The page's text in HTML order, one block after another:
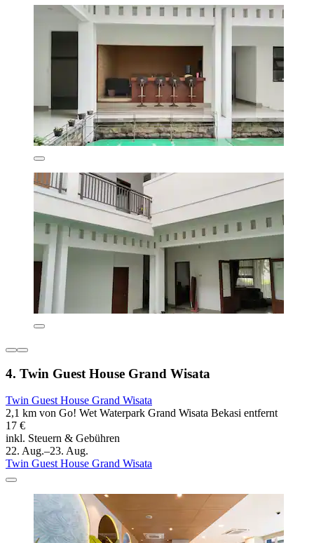
4. Twin Guest House Grand Wisata
Twin Guest House Grand Wisata
2,1 km von Go! Wet Waterpark Grand Wisata Bekasi entfernt
17 €
inkl. Steuern & Gebühren
22. Aug.–23. Aug.
Twin Guest House Grand Wisata